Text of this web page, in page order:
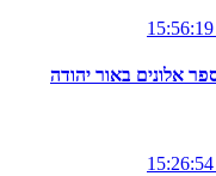
אלונים באור יהודה